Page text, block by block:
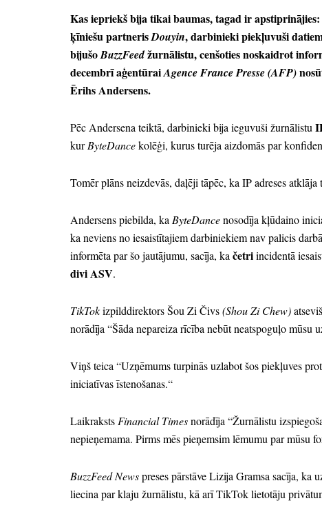
Kas iepriekš bija tikai baumas,tagad ir apstiprinājies:
ķīniešu partnerisDouyin, darbinieki piekļuvuši
bijušoBuzzFeedžurnālistu,cenšoties noskaidrot
decembrī aģentūraiAgence France Presse(AFP)
Ērihs Andersens.
Pēc Andersena teiktā, darbinieki bija ieguvuši žurnālistu
kurByteDancekolēģi, kurus turēja aizdomās par
Tomēr plāns neizdevās, daļēji tāpēc, ka IP adreses atklāja
Andersens piebilda, kaByteDancenosodīja kļūdaino
ka neviens no iesaistītajiem darbiniekiem nav palicis
informēta par šo jautājumu, sacīja, kačetriincidentā
divi ASV.
TikTokizpilddirektors Šou Zi Čivs(Shou Zi Chew)
norādīja“Šāda nepareiza rīcība nebūt neatspoguļo mūsu
Viņš teica“Uzņēmums turpinās uzlabot šos piekļuves
iniciatīvas īstenošanas.“
LaikrakstsFinancial Timesnorādīja“Žurnālistu
nepieņemama. Pirms mēs pieņemsim lēmumu par mūsu
BuzzFeed Newspreses pārstāve Lizija Gramsa sacīja, ka
liecina par klaju žurnālistu, kā arī TikTok lietotāju